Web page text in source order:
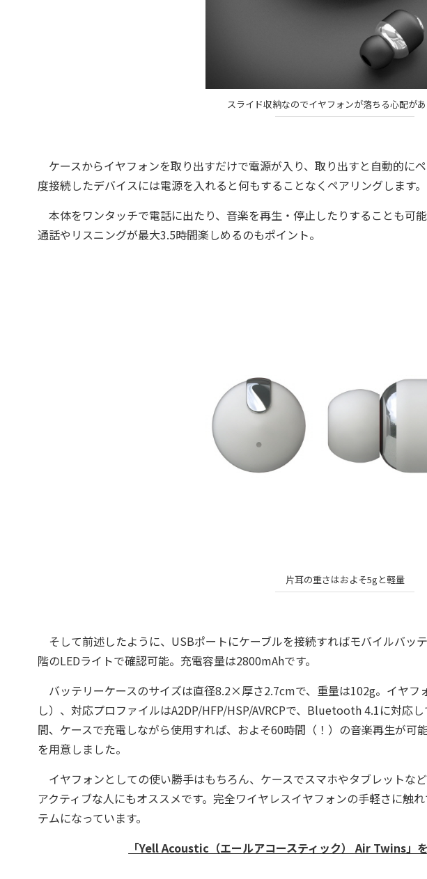
スライド収納なのでイヤフォンが落ちる心配が
ケースからイヤフォンを取り出すだけで電源が入り、取り出すと自動的に
度接続したデバイスには電源を入れると何もすることなくペアリングします。
本体をワンタッチで電話に出たり、音楽を再生・停止したりすることも可
通話やリスニングが最大3.5時間楽しめるのもポイント。
片耳の重さはおよそ5gと軽量
そして前述したように、USBポートにケーブルを接続すればモバイルバッ
階のLEDライトで確認可能。充電容量は2800mAhです。
バッテリーケースのサイズは直径8.2×厚さ2.7cmで、重量は102g。イヤフ
し）、対応プロファイルはA2DP/HFP/HSP/AVRCPで、Bluetooth 4.1に対応
間、ケースで充電しながら使用すれば、およそ60時間（！）の音楽再生が可
を用意しました。
イヤフォンとしての使い勝手はもちろん、ケースでスマホやタブレットな
アクティブな人にもオススメです。完全ワイヤレスイヤフォンの手軽さに触
テムになっています。
「Yell Acoustic（エールアコースティック） Air Twins」